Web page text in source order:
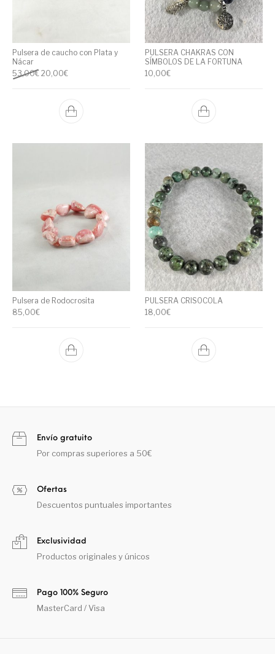
Pulsera de caucho con Plata y
Nácar
53,00€ 20,00€
PULSERA CHAKRAS CON
SÍMBOLOS DE LA FORTUNA
10,00€
Pulsera de Rodocrosita
85,00€
PULSERA CRISOCOLA
18,00€
Envío gratuito
Por compras superiores a 50€
Ofertas
Descuentos puntuales importantes
Exclusividad
Productos originales y únicos
Pago 100% Seguro
MasterCard / Visa